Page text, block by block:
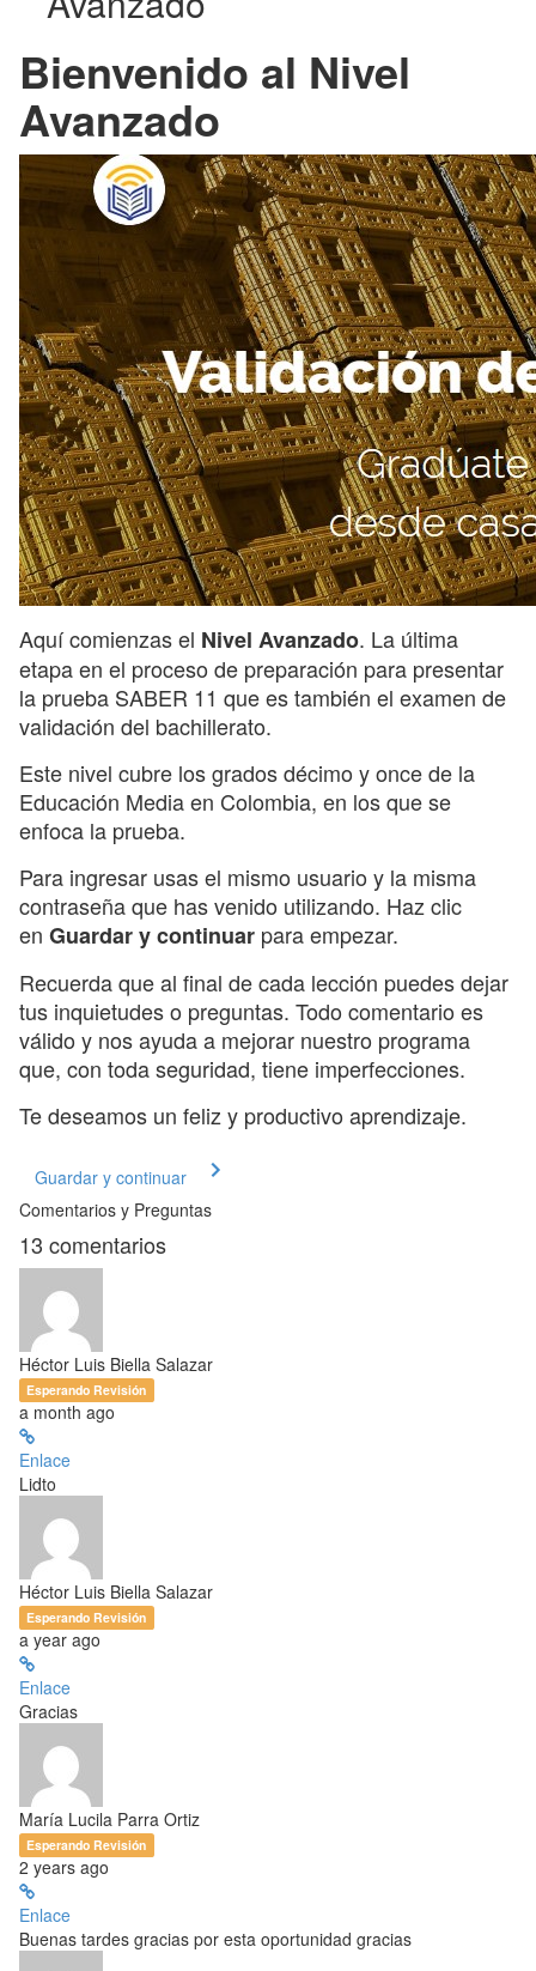
Bienvenido al Nivel
Avanzado
Aquí comienzas el Nivel Avanzado. La última
etapa en el proceso de preparación para presentar
la prueba SABER 11 que es también el examen de
validación del bachillerato.
Este nivel cubre los grados décimo y once de la
Educación Media en Colombia, en los que se
enfoca la prueba.
Para ingresar usas el mismo usuario y la misma
contraseña que has venido utilizando. Haz clic
en Guardar y continuar para empezar.
Recuerda que al final de cada lección puedes dejar
tus inquietudes o preguntas. Todo comentario es
válido y nos ayuda a mejorar nuestro programa
que, con toda seguridad, tiene imperfecciones.
Te deseamos un feliz y productivo aprendizaje.
Guardar y continuar
Comentarios y Preguntas
13 comentarios
Héctor Luis Biella Salazar
Esperando Revisión
a month ago
Enlace
Lidto
Héctor Luis Biella Salazar
Esperando Revisión
a year ago
Enlace
Gracias
María Lucila Parra Ortiz
Esperando Revisión
2 years ago
Enlace
Buenas tardes gracias por esta oportunidad gracias